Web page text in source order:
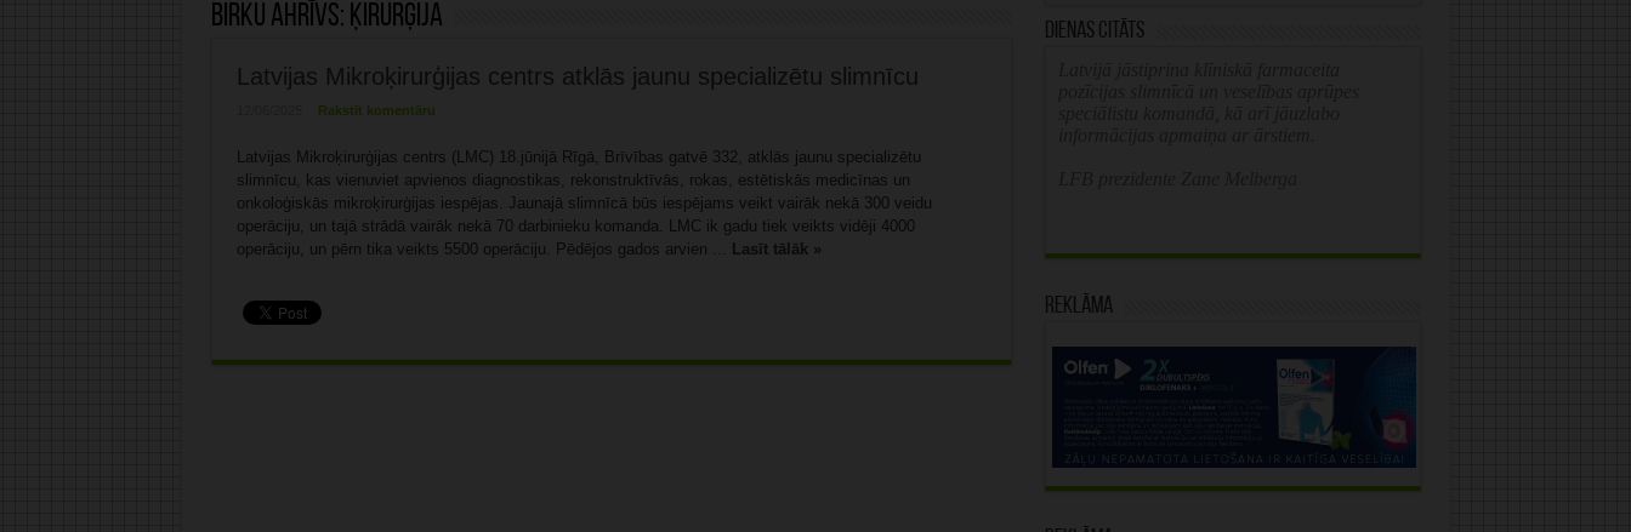
Birku ahrīvs: ķirurģija
Latvijas Mikroķirurģijas centrs atklās jaunu specializētu slimnīcu
Rakstīt komentāru
Latvijas Mikroķirurģijas centrs (LMC) 18.jūnijā Rīgā, Brīvības gatvē 332, atklās jaunu specializētu
slimnīcu, kas vienuviet apvienos diagnostikas, rekonstruktīvās, rokas, estētiskās medicīnas un
onkoloģiskās mikroķirurģijas iespējas. Jaunajā slimnīcā būs iespējams veikt vairāk nekā 300 veidu
operāciju, un tajā strādā vairāk nekā 70 darbinieku komanda. LMC ik gadu tiek veikts vidēji 4000
operāciju, un pērn tika veikts 5500 operāciju. Pēdējos gados arvien ... Lasīt tālāk »
Dienas citāts
Reklāma